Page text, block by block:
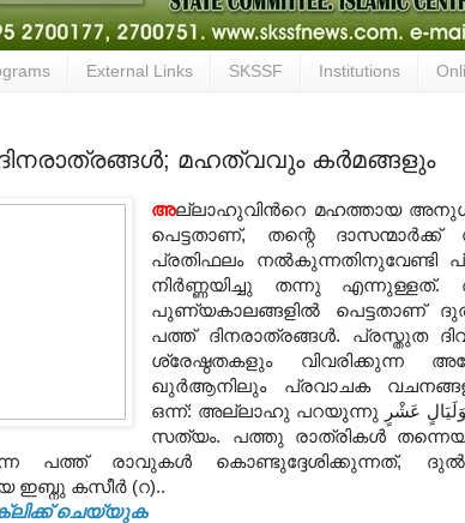
External Links SKSSF Institutions
മഹത്വവും കർമങ്ങളും
അല്ലാഹുവിന്‍റെ മഹത്തായ
പെട്ടതാണ്, തന്റെ
പ്രതിഫലം
നിര്‍ണ്ണയിച്ചു തന്നു എന്നുള്ളത്.
പുണ്യകാലങ്ങളില്‍ പെട്ടതാണ്
പത്ത്‌ ദിനരാത്രങ്ങള്‍. പ്രസ്തുത
ശ്രേഷ്ഠതകളും വിവരിക്കുന്ന
ഖുര്‍ആനിലും പ്രവാചക
ഒന്ന്: അല്ലാഹു പറയുന്നു وَالْفَجْرِ وَلَيَالٍ عَشْرٍ “പ്രഭാതം തന്നെയാണ്
സത്യം. പത്തു രാത്രികള്‍
പത്ത്‌ രാവുകള്‍ കൊണ്ടുദ്ദേശിക്കുന്നത്,
ഇബ്നു കസീര്‍ (റ)..
ചെയ്യുക